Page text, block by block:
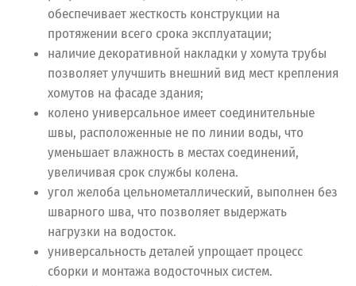
обеспечивает жесткость конструкции на
протяжении всего срока эксплуатации;
наличие декоративной накладки у хомута трубы
позволяет улучшить внешний вид мест крепления
хомутов на фасаде здания;
колено универсальное имеет соединительные
швы, расположенные не по линии воды, что
уменьшает влажность в местах соединений,
увеличивая срок службы колена.
угол желоба цельнометаллический, выполнен без
шварного шва, что позволяет выдержать
нагрузки на водосток.
универсальность деталей упрощает процесс
сборки и монтажа водосточных систем.